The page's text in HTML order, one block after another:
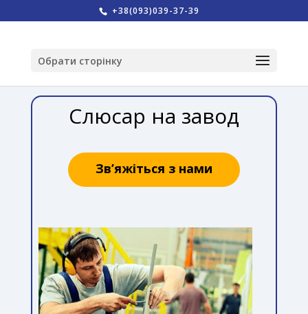
+38(093)039-37-39
Обрати сторінку
Слюсар на завод
Зв’яжіться з нами